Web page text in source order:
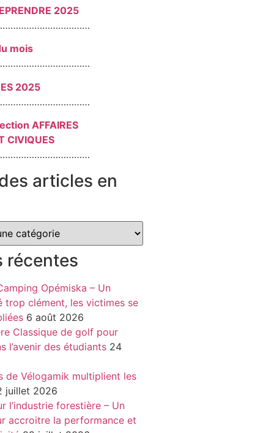
2025
mois
2025
AFFAIRES
CIVIQUES
articles en
récentes
Opémiska – Un
trop clément, les victimes se
6 août 2026
Classique de golf pour
l’avenir des étudiants 24
de Vélogamik multiplient les
juillet 2026
l’industrie forestière – Un
accroitre la performance et